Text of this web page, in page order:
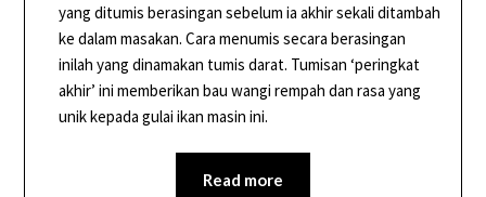
yang ditumis berasingan sebelum ia akhir sekali ditambah
ke dalam masakan. Cara menumis secara berasingan
inilah yang dinamakan tumis darat. Tumisan ‘peringkat
akhir’ ini memberikan bau wangi rempah dan rasa yang
unik kepada gulai ikan masin ini.
Read more